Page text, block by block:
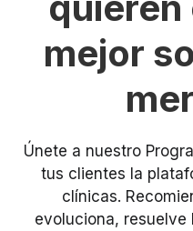
mejor
Únete a nuestro
tus clientes la
clínicas.
evoluciona,